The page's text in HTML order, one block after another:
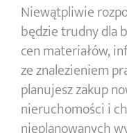
Niewątpliwie
będzie trudny dla
cen materiałów,
ze znalezieniem
planujesz zakup
nieruchomości i